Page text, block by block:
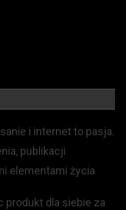
i internet to pasja.
publikacji
elementami życia
produkt dla siebie za